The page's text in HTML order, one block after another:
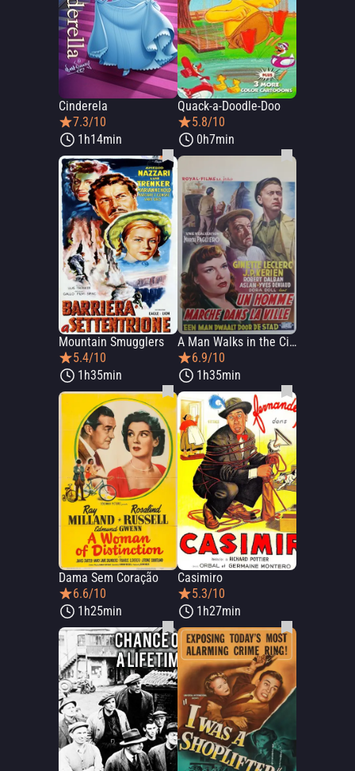
Cinderela
7.3/10
1h14min
Quack-a-Doodle-Doo
5.8/10
0h7min
Mountain Smugglers
5.4/10
1h35min
A Man Walks in the City
6.9/10
1h35min
Dama Sem Coração
6.6/10
1h25min
Casimiro
5.3/10
1h27min